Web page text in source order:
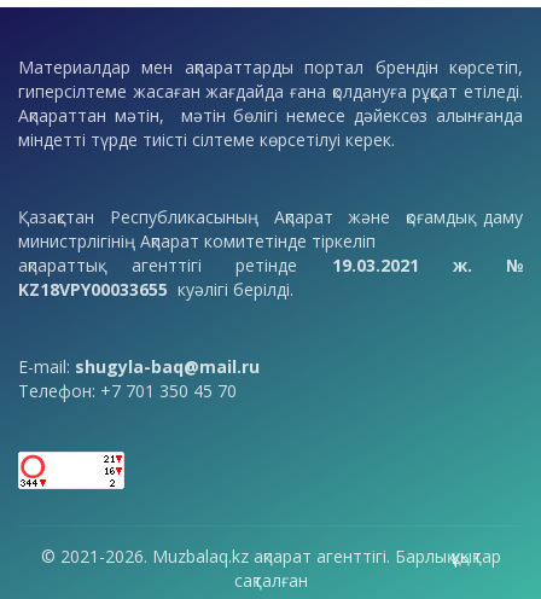
Материалдар мен ақпараттарды портал брендін көрсетіп,
гиперсілтеме жасаған жағдайда ғана қолдануға рұқсат етіледі.
Ақпараттан мәтін, мәтін бөлігі немесе дәйексөз алынғанда
міндетті түрде тиісті сілтеме көрсетілуі керек.
Қазақстан Республикасының Ақпарат және қоғамдық даму
министрлігінің Ақпарат комитетінде тіркеліп
ақпараттық агенттігі ретінде 19.03.2021 ж. №
KZ18VPY00033655 куәлігі берілді.
E-mail: shugyla-baq@mail.ru
Телефон: +7 701 350 45 70
© 2021-2026. Muzbalaq.kz ақпарат агенттігі. Барлық құқықтар
сақталған